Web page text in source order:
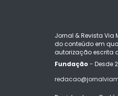
Jornal & Revista Via
do conteúdo em
autorização escrita
Fundação - Desde